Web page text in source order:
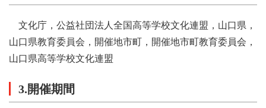
文化庁，公益社団法人全国高等学校文化連盟，山口県，
山口県教育委員会，開催地市町，開催地市町教育委員会，
山口県高等学校文化連盟
3.開催期間